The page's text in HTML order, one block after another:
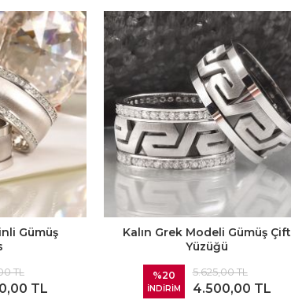
Gümüş
TL
TL
Kalın Grek Modeli Gümüş Çift
Yüzüğü
%20
İNDİRİM
5.625,00 TL
4.500,00 TL